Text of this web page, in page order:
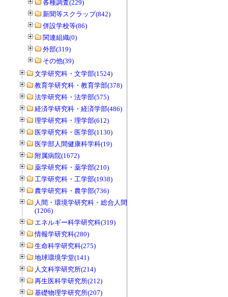
各種調査(229)
新聞等スクラップ(842)
併設学校等(86)
関連組織(0)
外部(319)
その他(39)
文学研究科・文学部(1524)
教育学研究科・教育学部(378)
法学研究科・法学部(575)
経済学研究科・経済学部(486)
理学研究科・理学部(612)
医学研究科・医学部(1130)
医学部人間健康科学科(19)
附属病院(1672)
薬学研究科・薬学部(210)
工学研究科・工学部(1938)
農学研究科・農学部(736)
人間・環境学研究科・総合人間学部
(1206)
エネルギー科学研究科(319)
情報学研究科(280)
生命科学研究科(275)
地球環境学堂(141)
人文科学研究所(214)
再生医科学研究所(212)
基礎物理学研究所(207)